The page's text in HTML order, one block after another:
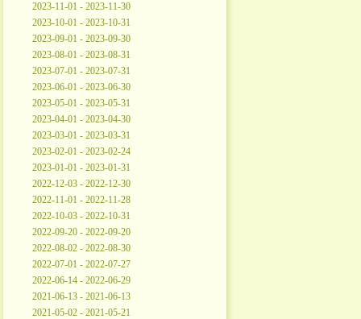
2023-11-01 - 2023-11-30
2023-10-01 - 2023-10-31
2023-09-01 - 2023-09-30
2023-08-01 - 2023-08-31
2023-07-01 - 2023-07-31
2023-06-01 - 2023-06-30
2023-05-01 - 2023-05-31
2023-04-01 - 2023-04-30
2023-03-01 - 2023-03-31
2023-02-01 - 2023-02-24
2023-01-01 - 2023-01-31
2022-12-03 - 2022-12-30
2022-11-01 - 2022-11-28
2022-10-03 - 2022-10-31
2022-09-20 - 2022-09-20
2022-08-02 - 2022-08-30
2022-07-01 - 2022-07-27
2022-06-14 - 2022-06-29
2021-06-13 - 2021-06-13
2021-05-02 - 2021-05-21